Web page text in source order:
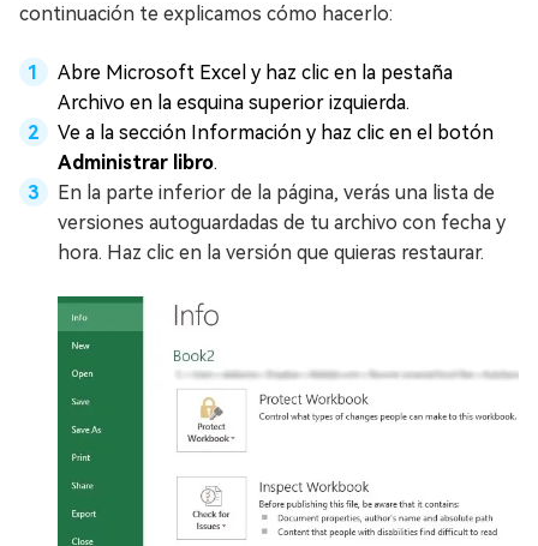
continuación te explicamos cómo hacerlo:
Abre Microsoft Excel y haz clic en la pestaña
Archivo en la esquina superior izquierda.
Ve a la sección Información y haz clic en el botón
Administrar libro.
En la parte inferior de la página, verás una lista de
versiones autoguardadas de tu archivo con fecha y
hora. Haz clic en la versión que quieras restaurar.